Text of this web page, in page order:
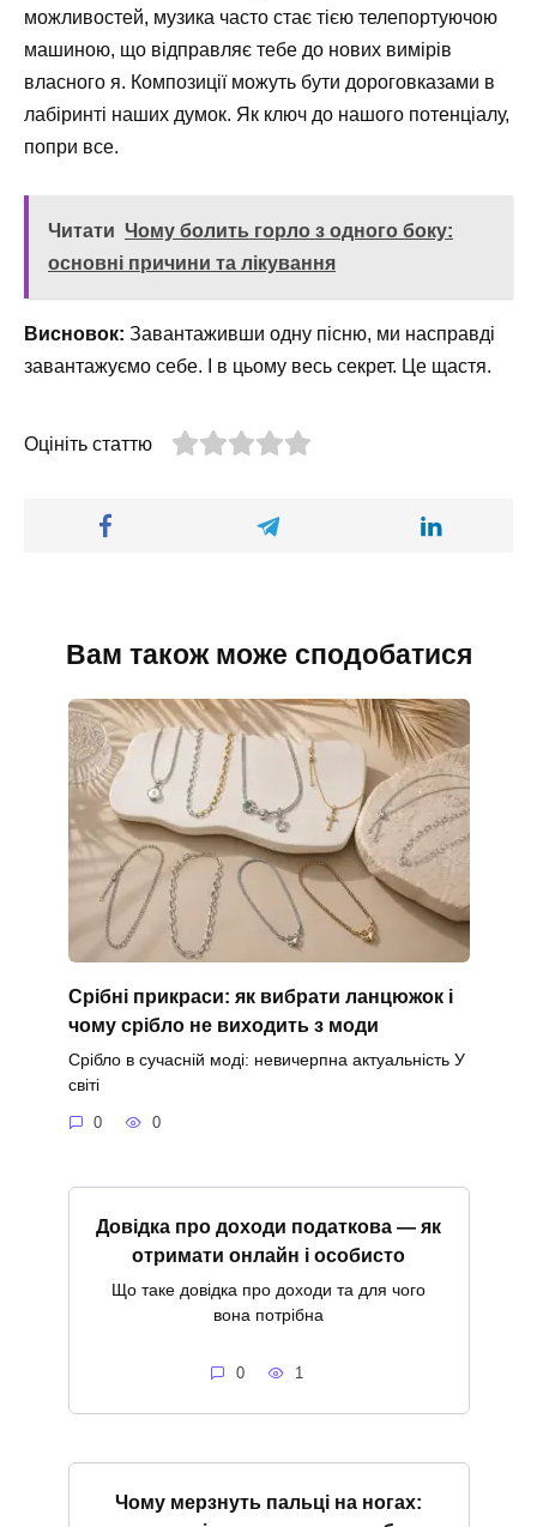
можливостей, музика часто стає тією телепортуючою
машиною, що відправляє тебе до нових вимірів
власного я. Композиції можуть бути дороговказами в
лабіринті наших думок. Як ключ до нашого потенціалу,
попри все.
Читати Чому болить горло з одного боку:
основні причини та лікування
Висновок: Завантаживши одну пісню, ми насправді
завантажуємо себе. І в цьому весь секрет. Це щастя.
Оцініть статтю
Вам також може сподобатися
Срібні прикраси: як вибрати ланцюжок і
чому срібло не виходить з моди
Срібло в сучасній моді: невичерпна актуальність У
світі
0 0
Довідка про доходи податкова — як
отримати онлайн і особисто
Що таке довідка про доходи та для чого
вона потрібна
0 1
Чому мерзнуть пальці на ногах: